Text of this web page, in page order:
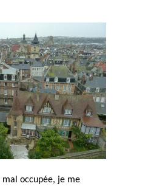
mal occupée, je me